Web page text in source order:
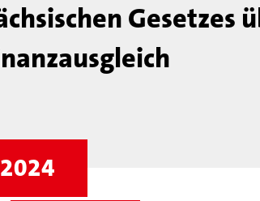
Gesetzes